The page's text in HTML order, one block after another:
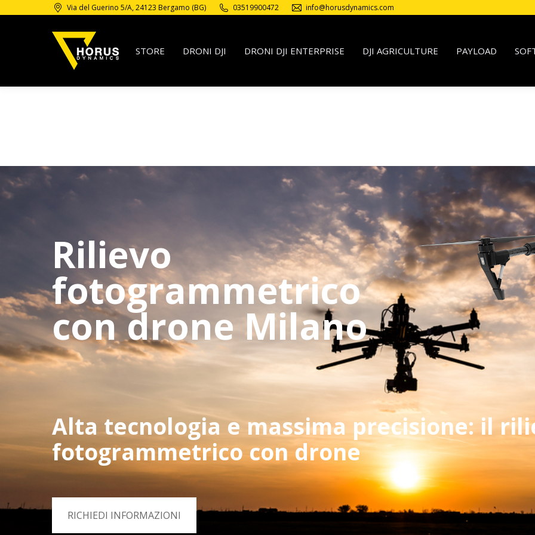
Via del Guerino 5/A, 24123 Bergamo (BG) 03519900472 info@horusdynamics.com
STORE DRONI DJI DRONI DJI ENTERPRISE DJI AGRICULTURE PAYLOAD
Rilievo
fotogrammetrico
con drone Milano
Alta tecnologia e massima precisione: il
fotogrammetrico con drone
RICHIEDI INFORMAZIONI